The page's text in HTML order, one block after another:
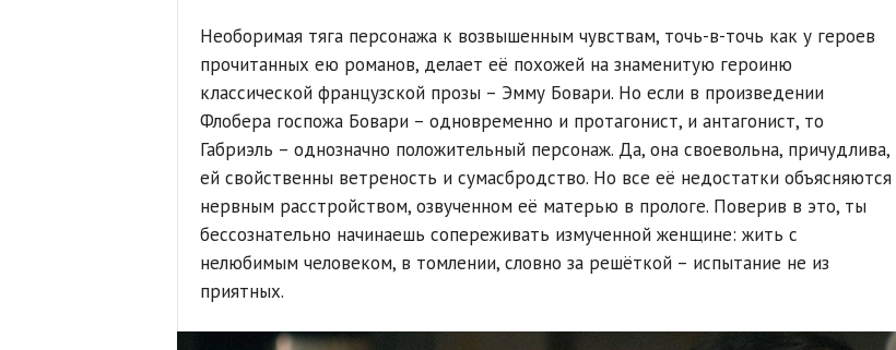
Необоримая тяга персонажа к возвышенным чувствам, точь-в-точь как у героев
прочитанных ею романов, делает её похожей на знаменитую героиню
классической французской прозы – Эмму Бовари. Но если в произведении
Флобера госпожа Бовари – одновременно и протагонист, и антагонист, то
Габриэль – однозначно положительный персонаж. Да, она своевольна, причудлива,
ей свойственны ветреность и сумасбродство. Но все её недостатки объясняются
нервным расстройством, озвученном её матерью в прологе. Поверив в это, ты
бессознательно начинаешь сопереживать измученной женщине: жить с
нелюбимым человеком, в томлении, словно за решёткой – испытание не из
приятных.